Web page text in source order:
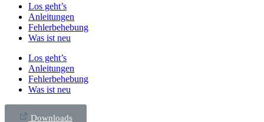
Los geht’s
Anleitungen
Fehlerbehebung
Was ist neu
Los geht’s
Anleitungen
Fehlerbehebung
Was ist neu
Downloads